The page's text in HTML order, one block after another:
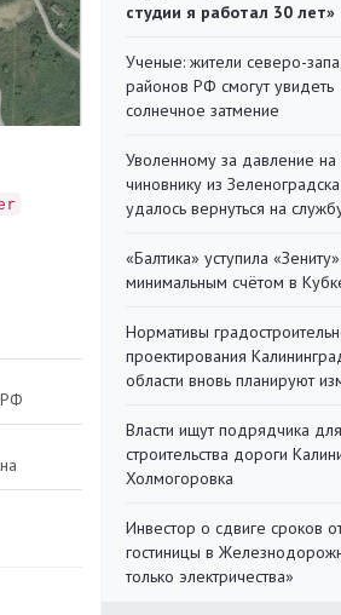
РФ
студии я работал 30 лет»
Ученые: жители северо-
районов РФ смогут увидеть
солнечное затмение
Уволенному за давление на
чиновнику из
удалось вернуться на
«Балтика» уступила
минимальным счётом в
Нормативы
проектирования
области вновь планируют
Власти ищут подрядчика для
строительства дороги
Холмогоровка
Инвестор о сдвиге сроков
гостиницы в
только электричества»